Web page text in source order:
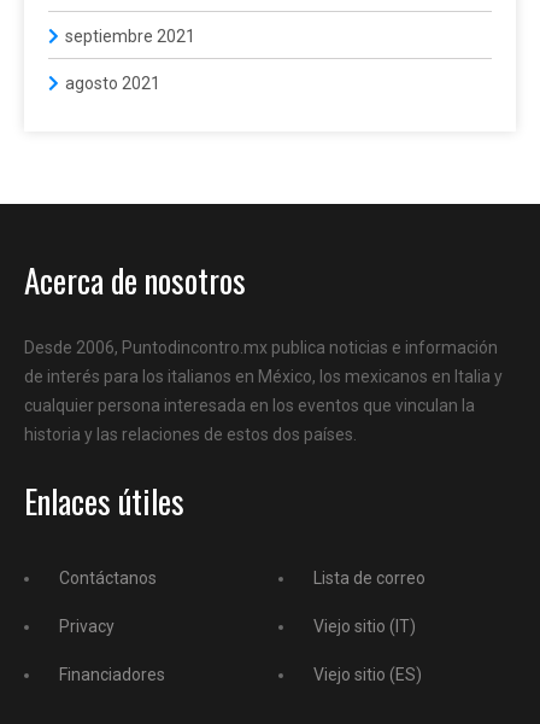
septiembre 2021
agosto 2021
Acerca de nosotros
Desde 2006, Puntodincontro.mx publica noticias e información
de interés para los italianos en México, los mexicanos en Italia y
cualquier persona interesada en los eventos que vinculan la
historia y las relaciones de estos dos países.
Enlaces útiles
Contáctanos
Privacy
Financiadores
Lista de correo
Viejo sitio (IT)
Viejo sitio (ES)